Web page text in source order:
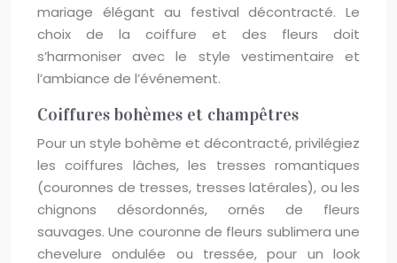
mariage élégant au festival décontracté. Le
choix de la coiffure et des fleurs doit
s’harmoniser avec le style vestimentaire et
l’ambiance de l’événement.
Coiffures bohèmes et champêtres
Pour un style bohème et décontracté, privilégiez
les coiffures lâches, les tresses romantiques
(couronnes de tresses, tresses latérales), ou les
chignons désordonnés, ornés de fleurs
sauvages. Une couronne de fleurs sublimera une
chevelure ondulée ou tressée, pour un look